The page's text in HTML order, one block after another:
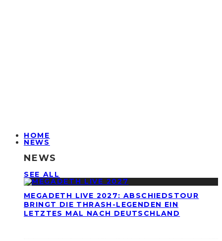
HOME
NEWS
NEWS
SEE ALL
MEGADETH LIVE 2027: ABSCHIEDSTOUR
BRINGT DIE THRASH-LEGENDEN EIN
LETZTES MAL NACH DEUTSCHLAND